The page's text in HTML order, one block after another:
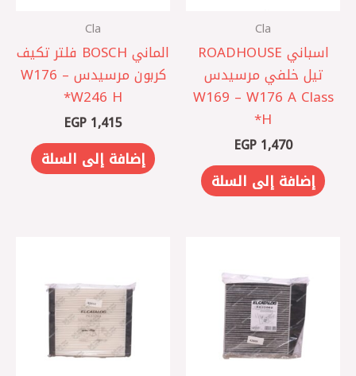
Cla
اسباني ROADHOUSE
تيل خلفي مرسيدس
W169 – W176 A Class
H*
EGP1,470
إضافة إلى السلة
Cla
الماني BOSCH فلتر تكيف
كربون مرسيدس W176 –
W246 H*
EGP1,415
إضافة إلى السلة